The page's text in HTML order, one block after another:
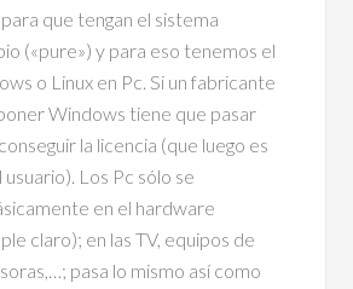
que tengan el sistema
(«pure») y para eso tenemos el
o Linux en Pc. Si un fabricante
Windows tiene que pasar
la licencia (que luego es
Los Pc sólo se
en el hardware
claro); en las TV, equipos de
pasa lo mismo así como